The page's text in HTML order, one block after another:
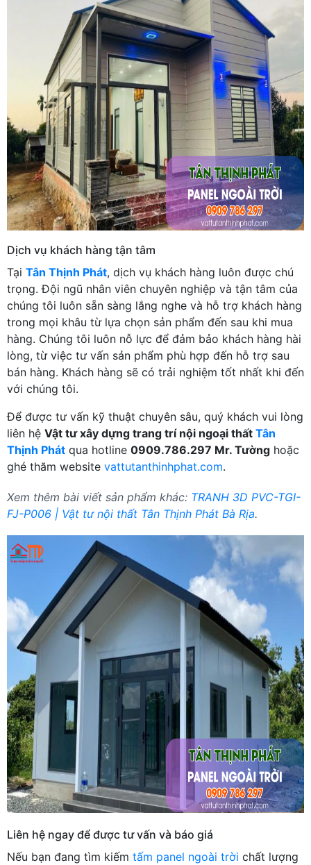
Dịch vụ khách hàng tận tâm
Tại Tân Thịnh Phát, dịch vụ khách hàng luôn được chú
trọng. Đội ngũ nhân viên chuyên nghiệp và tận tâm của
chúng tôi luôn sẵn sàng lắng nghe và hỗ trợ khách hàng
trong mọi khâu từ lựa chọn sản phẩm đến sau khi mua
hàng. Chúng tôi luôn nỗ lực để đảm bảo khách hàng hài
lòng, từ việc tư vấn sản phẩm phù hợp đến hỗ trợ sau
bán hàng. Khách hàng sẽ có trải nghiệm tốt nhất khi đến
với chúng tôi.
Để được tư vấn kỹ thuật chuyên sâu, quý khách vui lòng
liên hệ Vật tư xây dựng trang trí nội ngoại thất Tân
Thịnh Phát qua hotline 0909.786.297 Mr. Tường hoặc
ghé thăm website vattutanthinhphat.com.
Xem thêm bài viết sản phẩm khác: TRANH 3D PVC-TGI-
FJ-P006 | Vật tư nội thất Tân Thịnh Phát Bà Rịa.
Liên hệ ngay để được tư vấn và báo giá
Nếu bạn đang tìm kiếm tấm panel ngoài trời chất lượng